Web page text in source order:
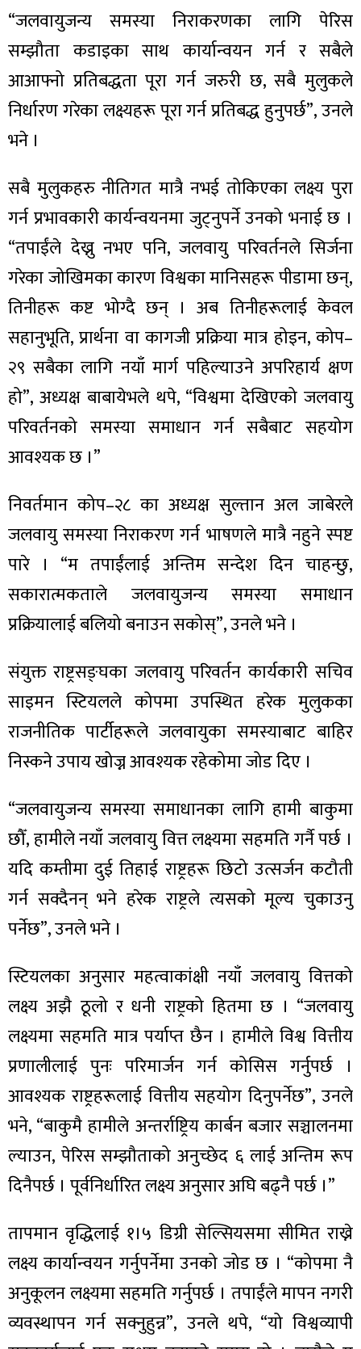
“जलवायुजन्य समस्या निराकरणका लागि पेरिस
सम्झौता कडाइका साथ कार्यान्वयन गर्न र सबैले
आआफ्नो प्रतिबद्धता पूरा गर्न जरुरी छ, सबै मुलुकले
निर्धारण गरेका लक्ष्यहरू पूरा गर्न प्रतिबद्ध हुनुपर्छ”, उनले
भने ।
सबै मुलुकहरु नीतिगत मात्रै नभई तोकिएका लक्ष्य पुरा
गर्न प्रभावकारी कार्यन्वयनमा जुट्नुपर्ने उनको भनाई छ ।
“तपाईंले देख्नु नभए पनि, जलवायु परिवर्तनले सिर्जना
गरेका जोखिमका कारण विश्वका मानिसहरू पीडामा छन्,
तिनीहरू कष्ट भोग्दै छन् । अब तिनीहरूलाई केवल
सहानुभूति, प्रार्थना वा कागजी प्रक्रिया मात्र होइन, कोप–
२९ सबैका लागि नयाँ मार्ग पहिल्याउने अपरिहार्य क्षण
हो”, अध्यक्ष बाबायेभले थपे, “विश्वमा देखिएको जलवायु
परिवर्तनको समस्या समाधान गर्न सबैबाट सहयोग
आवश्यक छ ।”
निवर्तमान कोप–२८ का अध्यक्ष सुल्तान अल जाबेरले
जलवायु समस्या निराकरण गर्न भाषणले मात्रै नहुने स्पष्ट
पारे । “म तपाईंलाई अन्तिम सन्देश दिन चाहन्छु,
सकारात्मकताले जलवायुजन्य समस्या समाधान
प्रक्रियालाई बलियो बनाउन सकोस्”, उनले भने ।
संयुक्त राष्ट्रसङ्घका जलवायु परिवर्तन कार्यकारी सचिव
साइमन स्टियलले कोपमा उपस्थित हरेक मुलुकका
राजनीतिक पार्टीहरूले जलवायुका समस्याबाट बाहिर
निस्कने उपाय खोज्न आवश्यक रहेकोमा जोड दिए ।
“जलवायुजन्य समस्या समाधानका लागि हामी बाकुमा
छौँ, हामीले नयाँ जलवायु वित्त लक्ष्यमा सहमति गर्नै पर्छ ।
यदि कम्तीमा दुई तिहाई राष्ट्रहरू छिटो उत्सर्जन कटौती
गर्न सक्दैनन् भने हरेक राष्ट्रले त्यसको मूल्य चुकाउनु
पर्नेछ”, उनले भने ।
स्टियलका अनुसार महत्वाकांक्षी नयाँ जलवायु वित्तको
लक्ष्य अझै ठूलो र धनी राष्ट्रको हितमा छ । “जलवायु
लक्ष्यमा सहमति मात्र पर्याप्त छैन । हामीले विश्व वित्तीय
प्रणालीलाई पुनः परिमार्जन गर्न कोसिस गर्नुपर्छ ।
आवश्यक राष्ट्रहरूलाई वित्तीय सहयोग दिनुपर्नेछ”, उनले
भने, “बाकुमै हामीले अन्तर्राष्ट्रिय कार्बन बजार सञ्चालनमा
ल्याउन, पेरिस सम्झौताको अनुच्छेद ६ लाई अन्तिम रूप
दिनैपर्छ । पूर्वनिर्धारित लक्ष्य अनुसार अघि बढ्नै पर्छ ।”
तापमान वृद्धिलाई १।५ डिग्री सेल्सियसमा सीमित राख्ने
लक्ष्य कार्यान्वयन गर्नुपर्नेमा उनको जोड छ । “कोपमा नै
अनुकूलन लक्ष्यमा सहमति गर्नुपर्छ । तपाईंले मापन नगरी
व्यवस्थापन गर्न सक्नुहुन्न”, उनले थपे, “यो विश्वव्यापी